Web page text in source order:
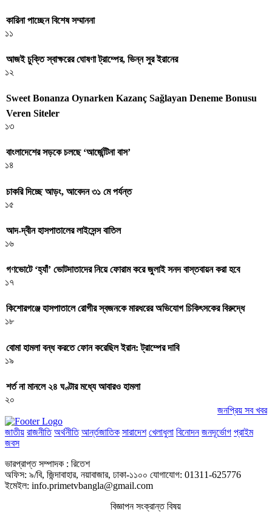
কারিনা পাচ্ছেন বিশেষ সম্মাননা
১১
আজই চুক্তি স্বাক্ষরের ঘোষণা ট্রাম্পের, ভিন্ন সুর ইরানের
১২
Sweet Bonanza Oynarken Kazanç Sağlayan Deneme Bonusu
Veren Siteler
১৩
বাংলাদেশের সড়কে চলছে ‘আর্জেন্টিনা বাস’
১৪
চাকরি দিচ্ছে আড়ং, আবেদন ৩১ মে পর্যন্ত
১৫
আদ-দ্বীন হাসপাতালের লাইসেন্স বাতিল
১৬
গণভোটে ‘হ্যাঁ’ ভোটদাতাদের নিয়ে ফোরাম করে জুলাই সনদ বাস্তবায়ন করা হবে
১৭
কিশোরগঞ্জে হাসপাতালে রোগীর স্বজনকে মারধরের অভিযোগ চিকিৎসকের বিরুদ্ধে
১৮
বোমা হামলা বন্ধ করতে ফোন করেছিল ইরান: ট্রাম্পের দাবি
১৯
শর্ত না মানলে ২৪ ঘণ্টার মধ্যে আবারও হামলা
২০
জনপ্রিয় সব খবর
জাতীয় রাজনীতি অর্থনীতি আর্ন্তজাতিক সারাদেশ খেলাধুলা বিনোদন জনদূর্ভোগ প্রাইম
জবস
ভারপ্রাপ্ত সম্পাদক : রিতেশ
অফিস: ৯/বি, জিন্দাবাহার, নয়াবাজার, ঢাকা-১১০০ যোগাযোগ: 01311-625776
ইমেইল: info.primetvbangla@gmail.com
বিজ্ঞাপন সংক্রান্ত বিষয়